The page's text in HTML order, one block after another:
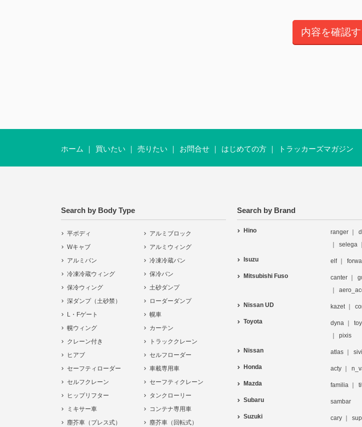
ホーム 買いたい 売りたい お問合せ はじめての方 トラッカーズマガジン
Search by Body Type
平ボディ
アルミブロック
Wキャブ
アルミウィング
アルミバン
冷凍冷蔵バン
冷凍冷蔵ウィング
保冷バン
保冷ウィング
土砂ダンプ
深ダンプ（土砂禁）
ローダーダンプ
L・Fゲート
幌車
幌ウィング
カーテン
クレーン付き
トラッククレーン
ヒアブ
セルフローダー
セーフティローダー
車載専用車
セルフクレーン
セーフティクレーン
ヒップリフター
タンクローリー
ミキサー車
コンテナ専用車
塵芥車（プレス式）
塵芥車（回転式）
Search by Brand
Hino ranger
selega
Isuzu elf
Mitsubishi Fuso canter
Nissan UD kazet
Toyota dyna
pixis
Nissan atlas
Honda acty
Mazda familia
Subaru sambar
Suzuki cary